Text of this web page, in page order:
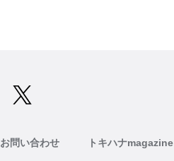
お問い合わせ トキハナmagazine